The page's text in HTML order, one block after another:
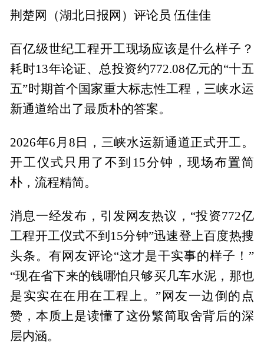
荆楚网（湖北日报网）评论员 伍佳佳
百亿级世纪工程开工现场应该是什么样子？
耗时13年论证、总投资约772.08亿元的“十五
五”时期首个国家重大标志性工程，三峡水运
新通道给出了最质朴的答案。
2026年6月8日，三峡水运新通道正式开工。
开工仪式只用了不到15分钟，现场布置简
朴，流程精简。
消息一经发布，引发网友热议，“投资772亿
工程开工仪式不到15分钟”迅速登上百度热搜
头条。有网友评论“这才是干实事的样子！”
“现在省下来的钱哪怕只够买几车水泥，那也
是实实在在用在工程上。”网友一边倒的点
赞，本质上是读懂了这份繁简取舍背后的深
层内涵。